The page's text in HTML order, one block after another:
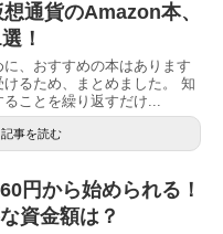
想通貨のAmazon本、
！
に、おすすめの本はあります
るため、まとめました。 知
ことを繰り返すだけ...
記事を読む
円から始められる！
資金額は？